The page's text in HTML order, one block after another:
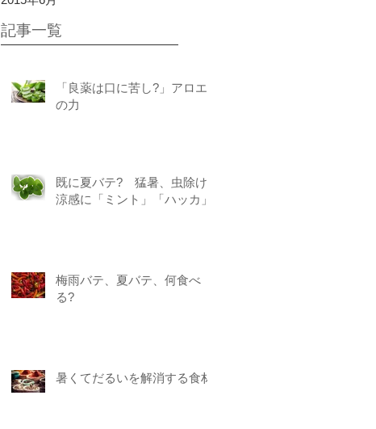
記事一覧
「良薬は口に苦し?」アロエ
の力
既に夏バテ? 猛暑、虫除け&
涼感に「ミント」「ハッカ」
梅雨バテ、夏バテ、何食べ
る?
暑くてだるいを解消する食材